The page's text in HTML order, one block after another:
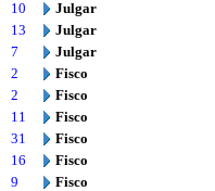
10
Julgar
13
Julgar
7
Julgar
2
Fisco
2
Fisco
11
Fisco
31
Fisco
16
Fisco
9
Fisco